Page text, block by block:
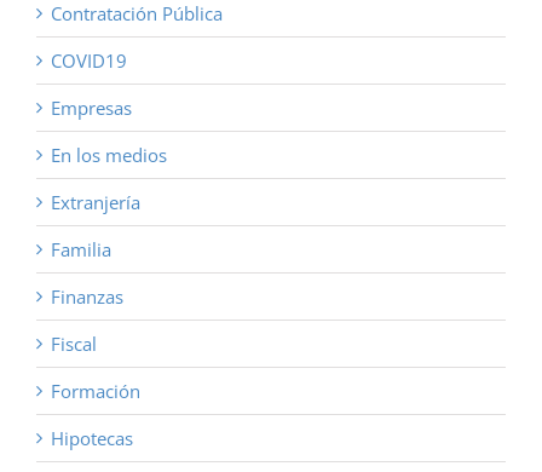
Contratación Pública
COVID19
Empresas
En los medios
Extranjería
Familia
Finanzas
Fiscal
Formación
Hipotecas